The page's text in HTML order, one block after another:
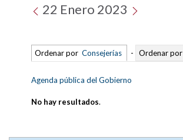
22 Enero 2023
Ordenar por Consejerías - Ordenar por
Agenda pública del Gobierno
No hay resultados.